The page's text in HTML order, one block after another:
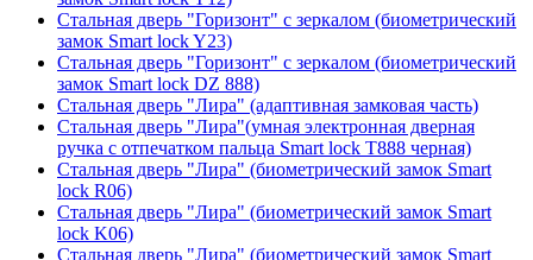
Стальная дверь "Горизонт" с зеркалом (биометрический
замок Smart lock Y23)
Стальная дверь "Горизонт" с зеркалом (биометрический
замок Smart lock DZ 888)
Стальная дверь "Лира" (адаптивная замковая часть)
Стальная дверь "Лира"(умная электронная дверная
ручка с отпечатком пальца Smart lock T888 черная)
Стальная дверь "Лира" (биометрический замок Smart
lock R06)
Стальная дверь "Лира" (биометрический замок Smart
lock K06)
Стальная дверь "Лира" (биометрический замок Smart